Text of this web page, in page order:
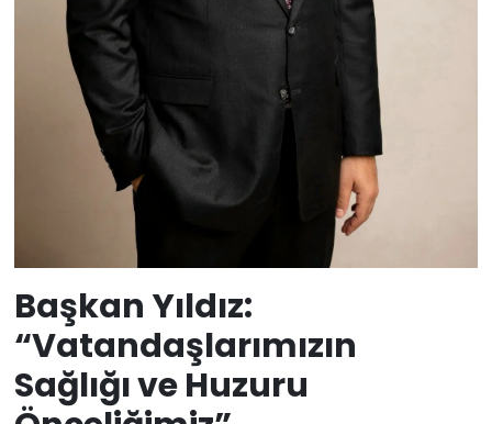
Başkan Yıldız:
“Vatandaşlarımızın
Sağlığı ve Huzuru